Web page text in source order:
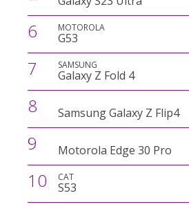
6 MOTOROLA
G53
7 SAMSUNG
Galaxy Z Fold 4
8 Samsung Galaxy Z Flip4
9 Motorola Edge 30 Pro
10 CAT
S53